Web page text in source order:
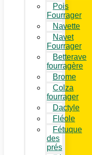
Pois
Fourrager
Navette
Navet
Fourrager
Betterave
fourragère
Brome
Colza
fourrager
Dactyle
Fléole
Fétuque
des
prés